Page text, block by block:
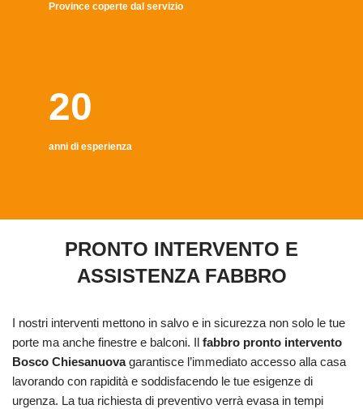
Province coperte dal servizio
20
anni di esperienza
PRONTO INTERVENTO E
ASSISTENZA FABBRO
I nostri interventi mettono in salvo e in sicurezza non solo le tue
porte ma anche finestre e balconi. Il fabbro pronto intervento
Bosco Chiesanuovagarantisce l’immediato accesso alla casa
lavorando con rapidità e soddisfacendo le tue esigenze di
urgenza. La tua richiesta di preventivo verrà evasa in tempi